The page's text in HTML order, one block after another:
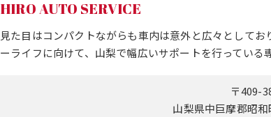
HIRO AUTO SERVICE
見た目はコンパクトながらも車内は意外と広々として
ーライフに向けて、山梨で幅広いサポートを行っている
〒409-
山梨県中巨摩郡昭和